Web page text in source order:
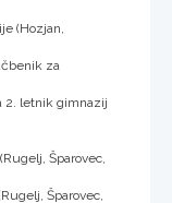
(Hozjan,
za
2. letnik gimnazij
Šparovec,
Šparovec,